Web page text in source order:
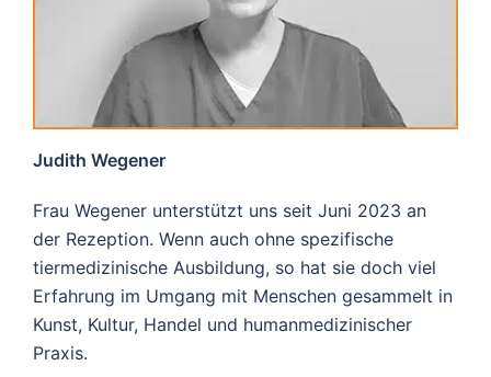
Judith Wegener
Frau Wegener unterstützt uns seit Juni 2023 an
der Rezeption. Wenn auch ohne spezifische
tiermedizinische Ausbildung, so hat sie doch viel
Erfahrung im Umgang mit Menschen gesammelt in
Kunst, Kultur, Handel und humanmedizinischer
Praxis.